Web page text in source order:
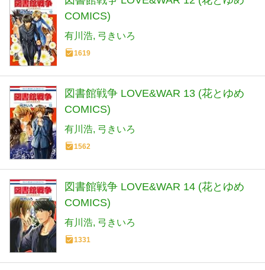
COMICS)
有川浩 弓きいろ
1619
図書館戦争 LOVE&WAR 13 (花とゆめ
COMICS)
有川浩 弓きいろ
1562
図書館戦争 LOVE&WAR 14 (花とゆめ
COMICS)
有川浩 弓きいろ
1331